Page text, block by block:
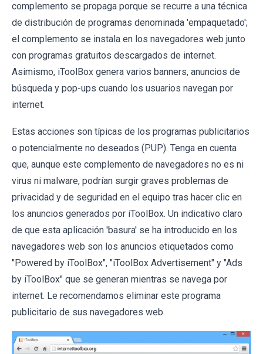
complemento se propaga porque se recurre a una técnica
de distribución de programas denominada 'empaquetado';
el complemento se instala en los navegadores web junto
con programas gratuitos descargados de internet.
Asimismo, iToolBox genera varios banners, anuncios de
búsqueda y pop-ups cuando los usuarios navegan por
internet.
Estas acciones son típicas de los programas publicitarios
o potencialmente no deseados (PUP). Tenga en cuenta
que, aunque este complemento de navegadores no es ni
virus ni malware, podrían surgir graves problemas de
privacidad y de seguridad en el equipo tras hacer clic en
los anuncios generados por iToolBox. Un indicativo claro
de que esta aplicación 'basura' se ha introducido en los
navegadores web son los anuncios etiquetados como
"Powered by iToolBox", "iToolBox Advertisement" y "Ads
by iToolBox" que se generan mientras se navega por
internet. Le recomendamos eliminar este programa
publicitario de sus navegadores web.